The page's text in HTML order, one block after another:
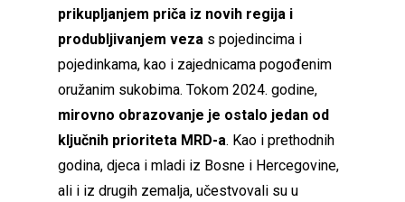
prikupljanjem priča iz novih regija i
produbljivanjem veza s pojedincima i
pojedinkama, kao i zajednicama pogođenim
oružanim sukobima. Tokom 2024. godine,
mirovno obrazovanje je ostalo jedan od
ključnih prioriteta MRD-a. Kao i prethodnih
godina, djeca i mladi iz Bosne i Hercegovine,
ali i iz drugih zemalja, učestvovali su u